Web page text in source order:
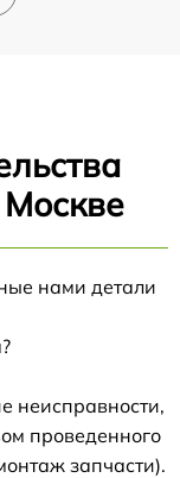
Москве
нами детали
неисправности,
проведенного
запчасти).